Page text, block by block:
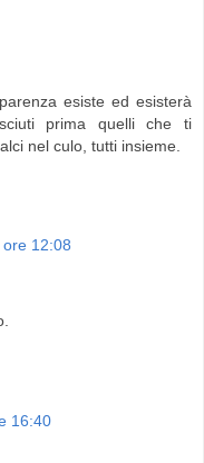
esiste ed esisterà
prima quelli che ti
nel culo, tutti insieme.
12:08
16:40